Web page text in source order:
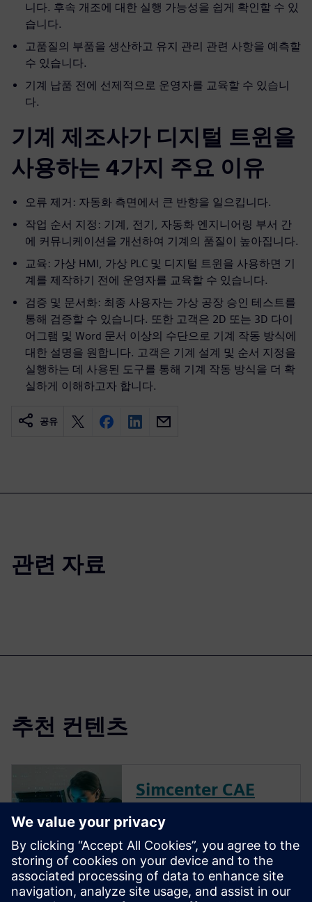
니다. 후속 개조에 대한 실행 가능성을 쉽게 확인할 수 있
습니다.
고품질의 부품을 생산하고 유지 관리 관련 사항을 예측할
수 있습니다.
기계 납품 전에 선제적으로 운영자를 교육할 수 있습니
다.
기계 제조사가 디지털 트윈을
사용하는 4가지 주요 이유
오류 제거: 자동화 측면에서 큰 반향을 일으킵니다.
작업 순서 지정: 기계, 전기, 자동화 엔지니어링 부서 간
에 커뮤니케이션을 개선하여 기계의 품질이 높아집니다.
교육: 가상 HMI, 가상 PLC 및 디지털 트윈을 사용하면 기
계를 제작하기 전에 운영자를 교육할 수 있습니다.
검증 및 문서화: 최종 사용자는 가상 공장 승인 테스트를
통해 검증할 수 있습니다. 또한 고객은 2D 또는 3D 다이
어그램 및 Word 문서 이상의 수단으로 기계 작동 방식에
대한 설명을 원합니다. 고객은 기계 설계 및 순서 지정을
실행하는 데 사용된 도구를 통해 기계 작동 방식을 더 확
실하게 이해하고자 합니다.
공유
관련 자료
추천 컨텐츠
Simcenter CAE
Learn more about the solution
Next Generation